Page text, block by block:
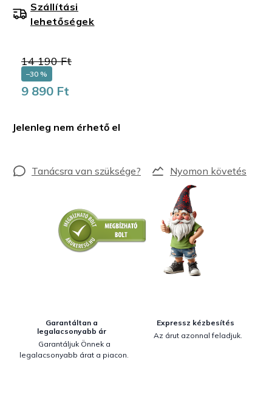
14 190 Ft
–30 %
9 890 Ft
Jelenleg nem érhető el
Szállítási
lehetőségek
Nyomon követés
Garantáltan a
legalacsonyabb ár
Garantáljuk Önnek a
legalacsonyabb árat a piacon.
Expressz kézbesítés
Az árut azonnal feladjuk.